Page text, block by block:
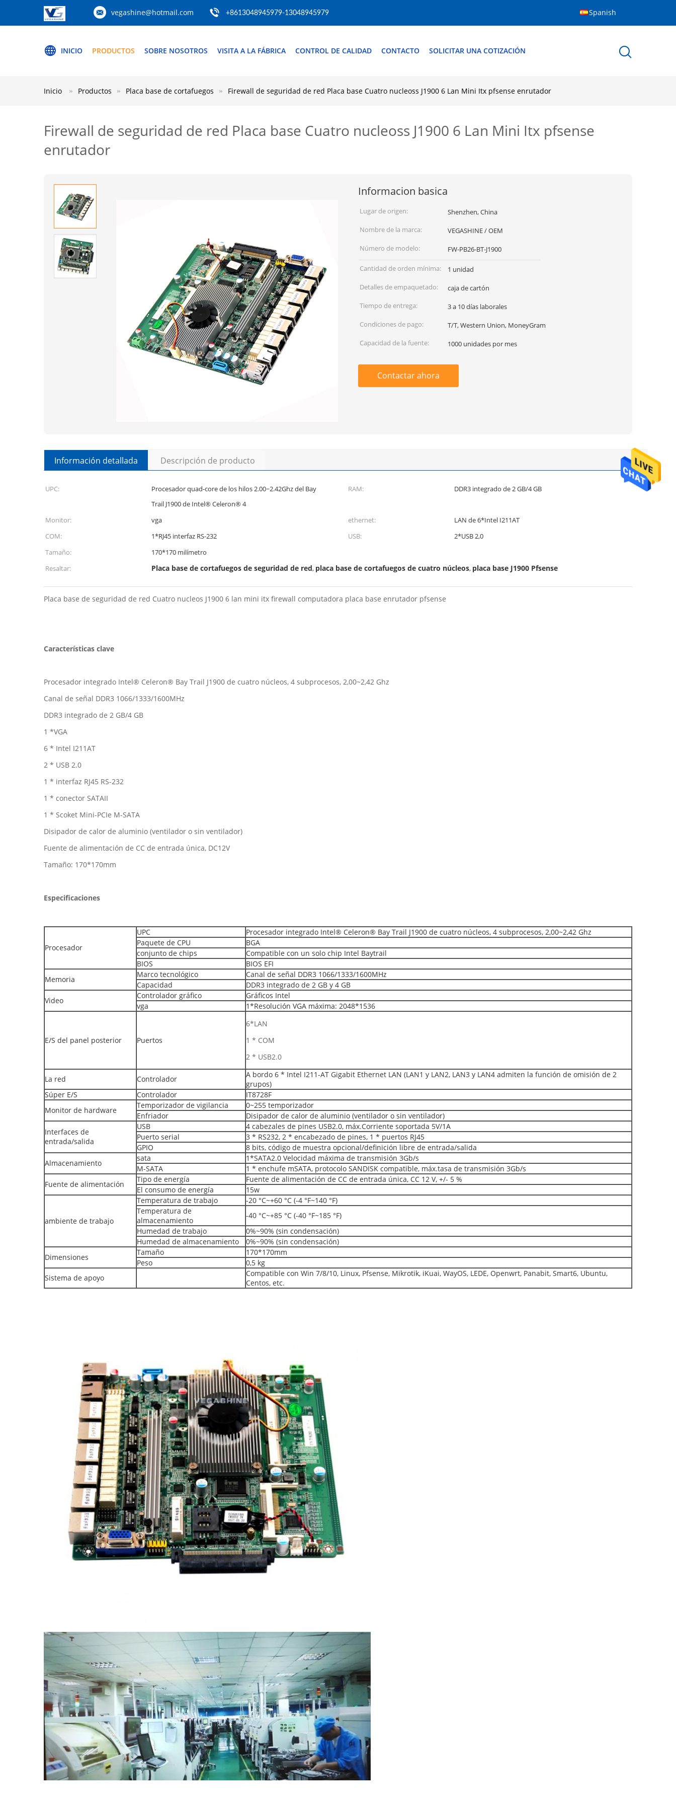
vegashine@hotmail.com +8613048945979-13048945979 Spanish
INICIO PRODUCTOS SOBRE NOSOTROS VISITA A LA FÁBRICA CONTROL DE CALIDAD CONTACTO SOLICITAR UNA COTIZACIÓN
Inicio Productos Placa base de cortafuegos Firewall de seguridad de red Placa base Cuatro nucleoss J1900 6 Lan Mini Itx pfsense enrutador
Firewall de seguridad de red Placa base Cuatro nucleoss J1900 6 Lan Mini Itx pfsense
enrutador
Informacion basica
Lugar de origen:
Shenzhen, China
Nombre de la marca:
VEGASHINE / OEM
Número de modelo:
FW-PB26-BT-J1900
Cantidad de orden mínima:
1 unidad
Detalles de empaquetado:
caja de cartón
Tiempo de entrega:
3 a 10 días laborales
Condiciones de pago:
T/T, Western Union, MoneyGram
Capacidad de la fuente:
1000 unidades por mes
Contactar ahora
Información detallada Descripción de producto
UPC:
Procesador quad-core de los hilos 2.00~2.42Ghz del Bay
Trail J1900 de Intel® Celeron® 4
RAM: DDR3 integrado de 2 GB/4 GB
Monitor: vga ethernet:
LAN de 6*Intel I211AT
COM:
1*RJ45 interfaz RS-232 USB:
2*USB 2,0
Tamaño:
170*170 milímetro
Resaltar:
Placa base de cortafuegos de seguridad de red, placa base de cortafuegos de cuatro núcleos, placa base J1900 Pfsense
Placa base de seguridad de red Cuatro nucleos J1900 6 lan mini itx firewall computadora placa base enrutador pfsense
Características clave
Procesador integrado Intel® Celeron® Bay Trail J1900 de cuatro núcleos, 4 subprocesos, 2,00~2,42 Ghz
Canal de señal DDR3 1066/1333/1600MHz
DDR3 integrado de 2 GB/4 GB
1 *VGA
6 * Intel I211AT
2 * USB 2.0
1 * interfaz RJ45 RS-232
1 * conector SATAII
1 * Scoket Mini-PCIe M-SATA
Disipador de calor de aluminio (ventilador o sin ventilador)
Fuente de alimentación de CC de entrada única, DC12V
Tamaño: 170*170mm
Especificaciones
Procesador
UPC
Procesador integrado Intel® Celeron® Bay Trail J1900 de cuatro núcleos, 4 subprocesos, 2,00~2,42 Ghz
Paquete de CPU
BGA
conjunto de chips
Compatible con un solo chip Intel Baytrail
BIOS
BIOS EFI
Memoria
Marco tecnológico
Canal de señal DDR3 1066/1333/1600MHz
Capacidad
DDR3 integrado de 2 GB y 4 GB
Video
Controlador gráfico
Gráficos Intel
vga
1*Resolución VGA máxima: 2048*1536
E/S del panel posterior Puertos
6*LAN
1 * COM
2 * USB2.0
La red Controlador
A bordo 6 * Intel I211-AT Gigabit Ethernet LAN (LAN1 y LAN2, LAN3 y LAN4 admiten la función de omisión de 2
grupos)
Súper E/S
Controlador
IT8728F
Monitor de hardware
Temporizador de vigilancia
0~255 temporizador
Enfriador
Disipador de calor de aluminio (ventilador o sin ventilador)
Interfaces de
entrada/salida
USB
4 cabezales de pines USB2.0, máx.Corriente soportada 5V/1A
Puerto serial
3 * RS232, 2 * encabezado de pines, 1 * puertos RJ45
GPIO
8 bits, código de muestra opcional/definición libre de entrada/salida
Almacenamiento
sata
1*SATA2.0 Velocidad máxima de transmisión 3Gb/s
M-SATA
1 * enchufe mSATA, protocolo SANDISK compatible, máx.tasa de transmisión 3Gb/s
Fuente de alimentación
Tipo de energía
Fuente de alimentación de CC de entrada única, CC 12 V, +/- 5 %
El consumo de energía
15w
ambiente de trabajo
Temperatura de trabajo
-20 °C~+60 °C (-4 °F~140 °F)
Temperatura de
almacenamiento
-40 °C~+85 °C (-40 °F~185 °F)
Humedad de trabajo
0%~90% (sin condensación)
Humedad de almacenamiento
0%~90% (sin condensación)
Dimensiones
Tamaño
170*170mm
Peso
0,5 kg
Sistema de apoyo
Compatible con Win 7/8/10, Linux, Pfsense, Mikrotik, iKuai, WayOS, LEDE, Openwrt, Panabit, Smart6, Ubuntu,
Centos, etc.